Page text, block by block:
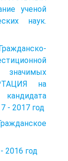
ученой
наук.
значимых
на
- 2017 год
2016 год